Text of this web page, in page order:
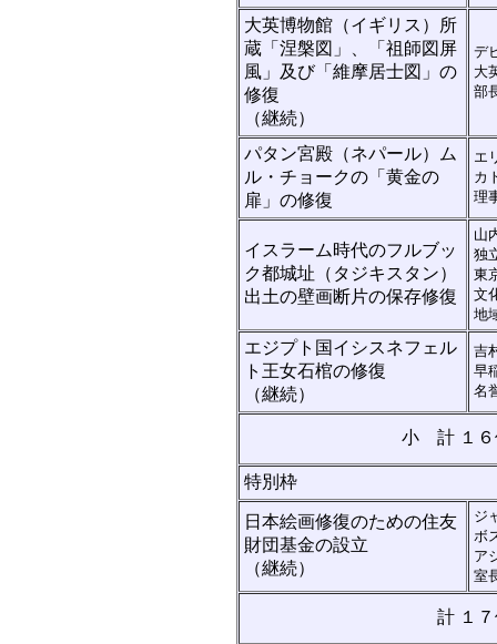
大英博物館（イギリス）所
蔵「涅槃図」、「祖師図屏
風」及び「維摩居士図」の
修復
（継続）
デ
大
部
パタン宮殿（ネパール）ム
ル・チョークの「黄金の
扉」の修復
エ
カ
理
イスラーム時代のフルブッ
ク都城址（タジキスタン）
出土の壁画断片の保存修復
山
独
東
文
地
エジプト国イシスネフェル
ト王女石棺の修復
（継続）
吉
早
名
小 計 １６
特別枠
日本絵画修復のための住友
財団基金の設立
（継続）
ジ
ボ
ア
室
計 １７